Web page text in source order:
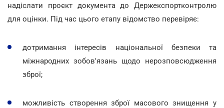
надіслати проєкт документа до Держекспортконтролю
для оцінки. Під час цього етапу відомство перевіряє:
дотримання інтересів національної безпеки та
міжнародних зобов'язань щодо нерозповсюдження
зброї;
можливість створення зброї масового знищення у